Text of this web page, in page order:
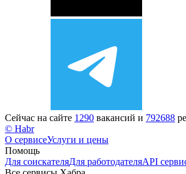
Сейчас на сайте 1290 вакансий и 792688
© Habr
О сервисеУслуги и цены
Помощь
Для соискателяДля работодателяAPI